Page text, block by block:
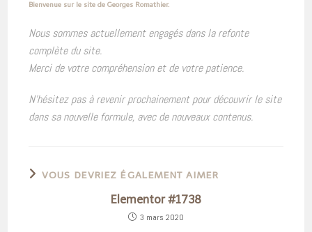
Bienvenue sur le site de Georges Romathier.
Nous sommes actuellement engagés dans la refonte
complète du site.
Merci de votre compréhension et de votre patience.
N’hésitez pas à revenir prochainement pour découvrir le site
dans sa nouvelle formule, avec de nouveaux contenus.
VOUS DEVRIEZ ÉGALEMENT AIMER
Elementor #1738
3 mars 2020